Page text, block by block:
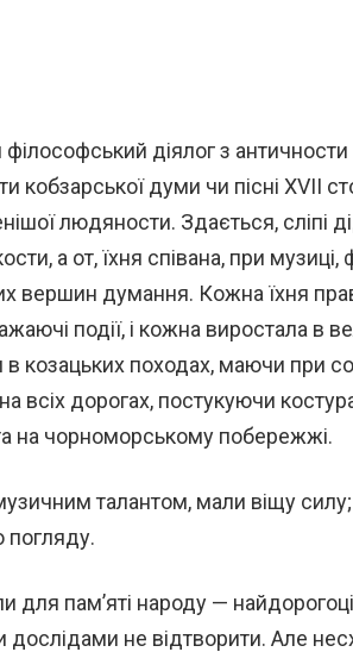
філософський діялог з
кобзарської думи чи пісні XVII
людяности. Здається, сліпі
а от, їхня співана, при
вершин думання. Кожна їхня
події, і кожна виростала в
в козацьких походах, маючи при
всіх дорогах, постукуючи
на чорноморському побережжі.
талантом, мали віщу
погляду.
для пам’яті народу —
дослідами не відтворити. Але